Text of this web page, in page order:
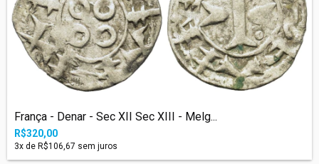
França - Denar - Sec XII Sec XIII - Melg...
R$320,00
3x de R$106,67 sem juros